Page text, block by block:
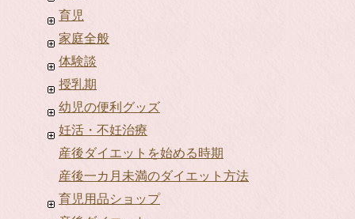
育児
家庭全般
体験談
授乳期
幼児の便利グッズ
妊活・不妊治療
産後ダイエットを始める時期
産後一カ月未満のダイエット方法
育児用品ショップ